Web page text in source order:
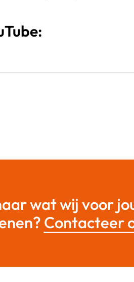
wat wij voor
Contacteer